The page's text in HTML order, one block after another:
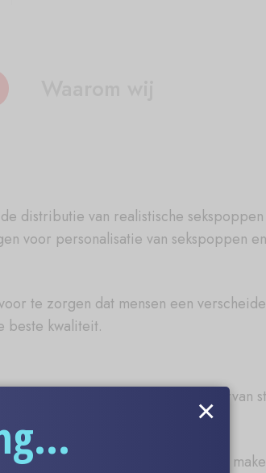
distributie van realistische
voor personalisatie van sekspoppen
te zorgen dat mensen een
beste kwaliteit.
en retentie. Als gevolg hiervan
hoeft u zich geen zorgen meer te
×